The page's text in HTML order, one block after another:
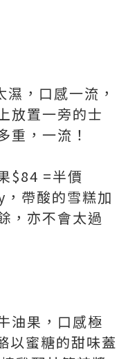
，口感一流，
放置一旁的士
重，一流！
$84 =半價
帶酸的雪糕加
，亦不會太過
油果，口感極
以蜜糖的甜味蓋